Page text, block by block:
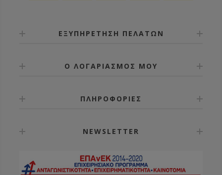
ΕΞΥΠΗΡΕΤΗΣΗ ΠΕΛΑΤΩΝ
Ο ΛΟΓΑΡΙΑΣΜΟΣ ΜΟΥ
ΠΛΗΡΟΦΟΡΙΕΣ
NEWSLETTER